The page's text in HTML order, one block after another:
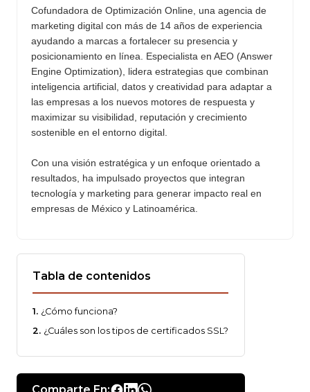
Cofundadora de Optimización Online, una agencia de
marketing digital con más de 14 años de experiencia
ayudando a marcas a fortalecer su presencia y
posicionamiento en línea. Especialista en AEO (Answer
Engine Optimization), lidera estrategias que combinan
inteligencia artificial, datos y creatividad para adaptar a
las empresas a los nuevos motores de respuesta y
maximizar su visibilidad, reputación y crecimiento
sostenible en el entorno digital.
Con una visión estratégica y un enfoque orientado a
resultados, ha impulsado proyectos que integran
tecnología y marketing para generar impacto real en
empresas de México y Latinoamérica.
Tabla de contenidos
¿Cómo funciona?
¿Cuáles son los tipos de certificados SSL?